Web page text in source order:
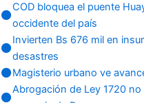
COD bloquea el puente
occidente del país
Invierten Bs 676 mil en
desastres
Magisterio urbano ve
Abrogación de Ley 1720